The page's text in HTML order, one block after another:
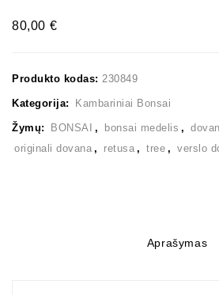
80,00 €
Produkto kodas: 230849
Kategorija: Kambariniai Bonsai
Žymų: BONSAI , bonsai medelis ,
originali dovana , retusa , tree , verslo
Aprašymas